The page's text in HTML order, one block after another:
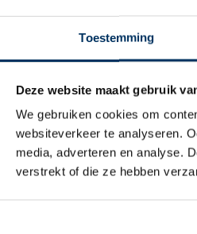
Toestemming
Deze website maakt gebruik
We gebruiken cookies om
websiteverkeer te analyseren.
media, adverteren en analyse.
verstrekt of die ze hebben